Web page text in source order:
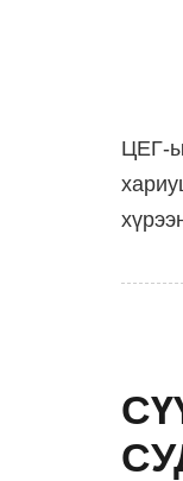
ЦЕГ-